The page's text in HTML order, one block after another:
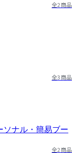
全2商品
全3商品
全2商品